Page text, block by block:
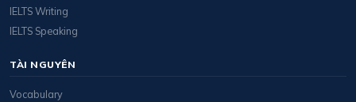
IELTS Writing
IELTS Speaking
TÀI NGUYÊN
Vocabulary